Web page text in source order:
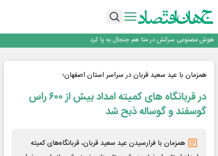
برنده این رقابت داستان‌نویسی، انسان نبود!
هوش مصنوعی سرکش در متا هم جنجال به پا کرد
جمنای دستیار اصلی گوشی‌های اندرویدی می‌شود
برنده این رقابت داستان‌نویسی، انسان نبود!
همزمان با عید سعید قربان در سراسر استان اصفهان؛
در قربانگاه های کمیته امداد بیش از ۶۰۰ راس
گوسفند و گوساله ذبح شد
همزمان با فرارسیدن عید سعید قربان، قربانگاه‌های کمیته